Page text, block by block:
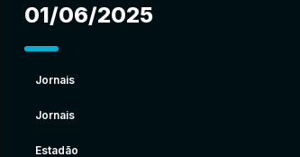
01/06/2025
Jornais
Jornais
Estadão